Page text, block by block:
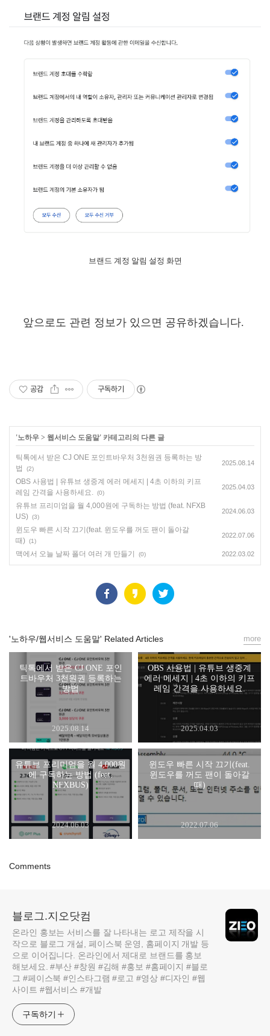
브랜드 계정 알림 설정 화면
앞으로도 관련 정보가 있으면 공유하겠습니다.
공감 구독하기
'노하우 > 웹서비스 도움말' 카테고리의 다른 글
틱톡에서 받은 CJ ONE 포인트바우처 3천원권 등록하는 방
법
(2)
2025.08.14
OBS 사용법 | 유튜브 생중계 에러 메세지 | 4초 이하의 키프
레임 간격을 사용하세요. (0)
2025.04.03
유튜브 프리미엄을 월 4,000원에 구독하는 방법 (feat. NFXB
US) (3)
2024.06.03
윈도우 빠른 시작 끄기(feat. 윈도우를 꺼도 팬이 돌아갈
때) (1)
2022.07.06
맥에서 오늘 날짜 폴더 여러 개 만들기 (0) 2022.03.02
'노하우/웹서비스 도움말' Related Articles
틱톡에서 받은 CJ ONE 포인
트바우처 3천원권 등록하는
방법
2025.08.14
OBS 사용법 | 유튜브 생중계
에러 메세지 | 4초 이하의 키프
레임 간격을 사용하세요.
2025.04.03
유튜브 프리미엄을 월 4,000원
에 구독하는 방법 (feat.
NFXBUS)
2024.06.03
윈도우 빠른 시작 끄기(feat.
윈도우를 꺼도 팬이 돌아갈
때)
2022.07.06
more
Comments
블로그.지오닷컴
온라인 홍보는 서비스를 잘 나타내는 로고 제작을 시
작으로 블로그 개설, 페이스북 운영, 홈페이지 개발 등
으로 이어집니다. 온라인에서 제대로 브랜드를 홍보
해보세요. #부산 #창원 #김해 #홍보 #홈페이지 #블로
그 #페이스북 #인스타그램 #로고 #영상 #디자인 #웹
사이트 #웹서비스 #개발
구독하기